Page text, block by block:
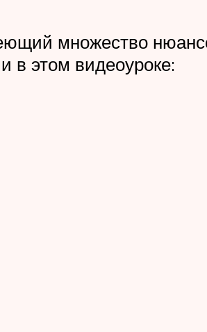
множество
в этом видеоуроке: